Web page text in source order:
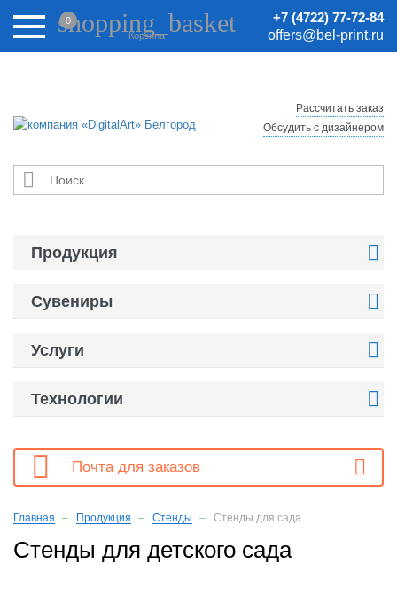
Внимание! Цены на сайте могут быть неактуальными.
Актуальные цены уточняйте у менеджеров.
+7 (4722) 77-72-84
offers@bel-print.ru
shopping_basket
Корзина
0

Рассчитать заказ
Обсудить с дизайнером
Продукция 
Сувениры 
Услуги 
Технологии 
 Почта для заказов
Главная Продукция Стенды Стенды для сада
Стенды для детского сада